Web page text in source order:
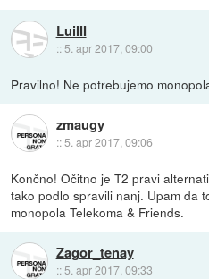
LuiIII
:: 5. apr 2017, 09:00
Pravilno! Ne potrebujemo
zmaugy
::5. apr 2017, 09:06
Končno! Očitno je T2 pravi
tako podlo spravili nanj. Upam da
monopola Telekoma & Friends.
Zagor_tenay
:: 5. apr 2017, 09:33